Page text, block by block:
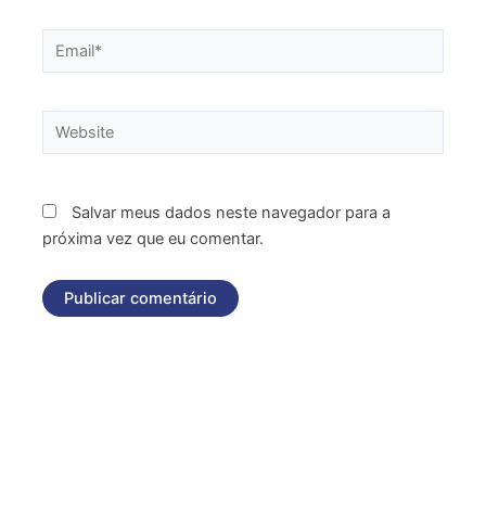
Email*
Website
Salvar meus dados neste navegador para a
próxima vez que eu comentar.